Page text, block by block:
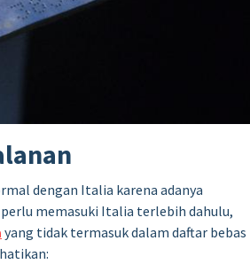
dengan Italia karena adanya
memasuki Italia terlebih dahulu,
yang tidak termasuk dalam daftar bebas